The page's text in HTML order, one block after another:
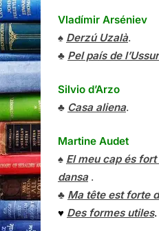
Vladímir Arséniev
♠ Derzú Uzalà.
♣ Pel país de
Silvio d’Arzo
♣ Casa aliena.
Martine Audet
♠ El meu cap és fort
dansa.
♣ Ma tête est forte
♥ Des formes utiles.